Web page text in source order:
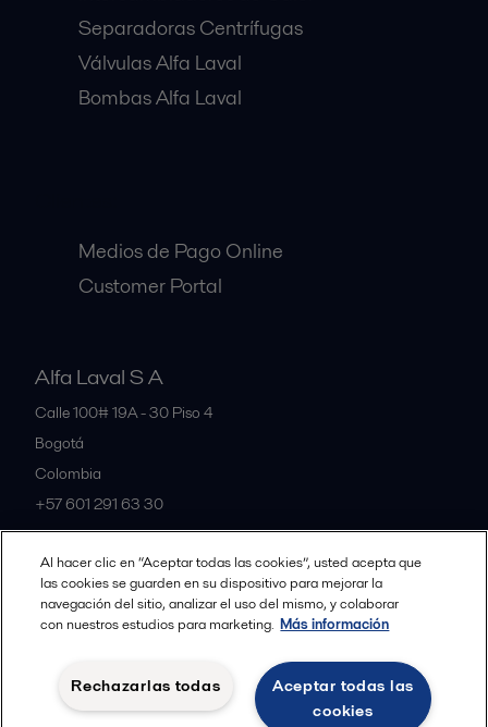
Separadoras Centrífugas
Válvulas Alfa Laval
Bombas Alfa Laval
Medios de Pago Online
Customer Portal
Alfa Laval S A
Calle 100# 19A - 30 Piso 4
Bogotá
Colombia
+57 601 291 63 30
All offices and partners
Política de Privacidad Alfa Laval
Política de Cookies
Condiciones y terminos legales
Al hacer clic en “Aceptar todas las cookies”, usted acepta que
las cookies se guarden en su dispositivo para mejorar la
navegación del sitio, analizar el uso del mismo, y colaborar
con nuestros estudios para marketing. Más información
Aceptar todas las
cookies
Rechazarlas todas